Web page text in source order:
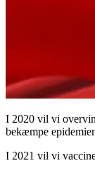
I 2020 vil vi
bekæmpe
I 2021 vil vi